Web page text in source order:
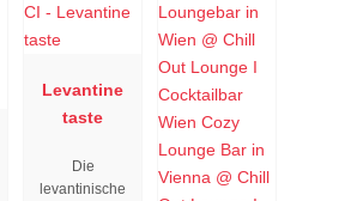
Levantine
taste
Die
levantinische